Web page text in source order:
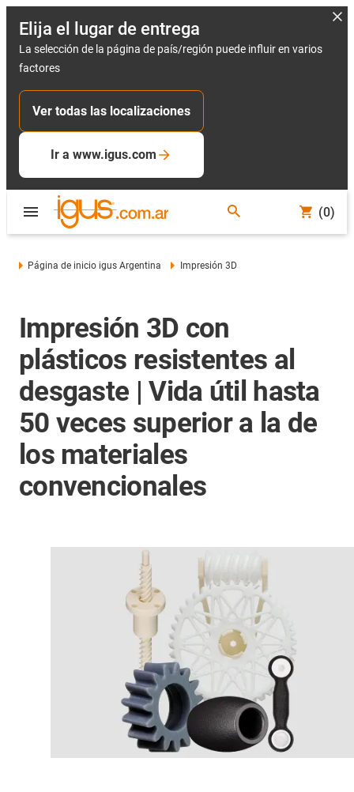
Elija el lugar de entrega
La selección de la página de país/región puede influir en varios
factores
Ver todas las localizaciones
Ir a www.igus.com
(0)
Página de inicio igus Argentina Impresión 3D
Impresión 3D con
plásticos resistentes al
desgaste | Vida útil hasta
50 veces superior a la de
los materiales
convencionales